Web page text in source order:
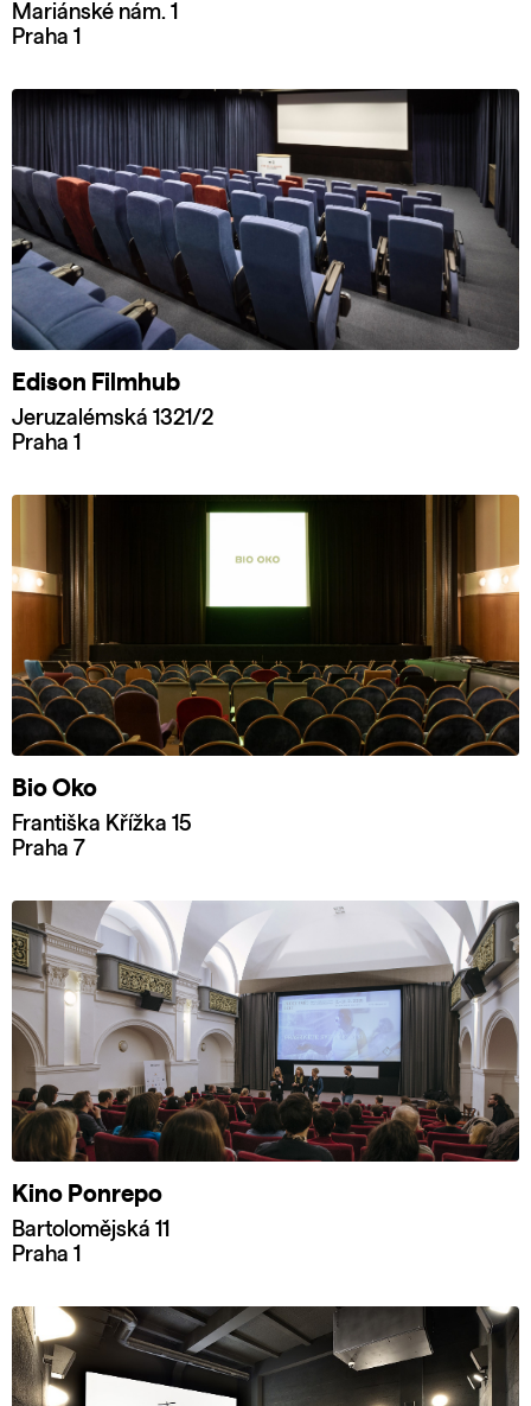
Mariánské nám. 1
Praha 1
Edison Filmhub
Jeruzalémská 1321/2
Praha 1
Bio Oko
Františka Křížka 15
Praha 7
Kino Ponrepo
Bartolomějská 11
Praha 1